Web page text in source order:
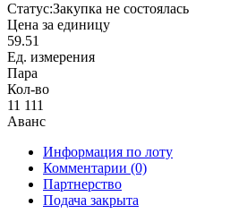
Статус:Закупка не состоялась
Цена за единицу
59.51
Ед. измерения
Пара
Кол-во
11 111
Аванс
Информация по лоту
Комментарии (0)
Партнерство
Подача закрыта